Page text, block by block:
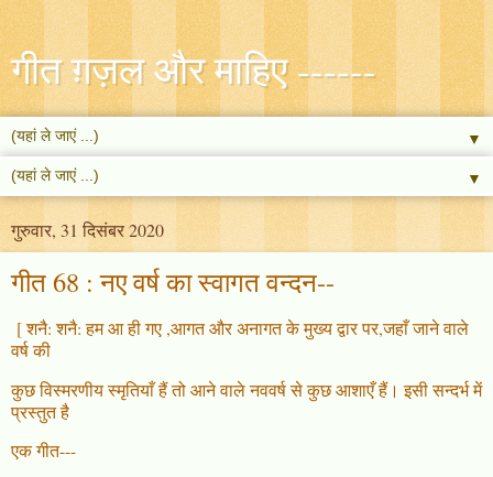
गीत ग़ज़ल और माहिए ------
▼
▼
गुरुवार, 31 दिसंबर 2020
गीत 68 : नए वर्ष का स्वागत वन्दन--
[ शनै: शनै: हम आ ही गए ,आगत और अनागत के मुख्य द्वार पर,जहाँ जाने वाले
वर्ष की
कुछ विस्मरणीय स्मृतियाँ हैं तो आने वाले नववर्ष से कुछ आशाएँ हैं। इसी सन्दर्भ में
प्रस्तुत है
एक गीत---